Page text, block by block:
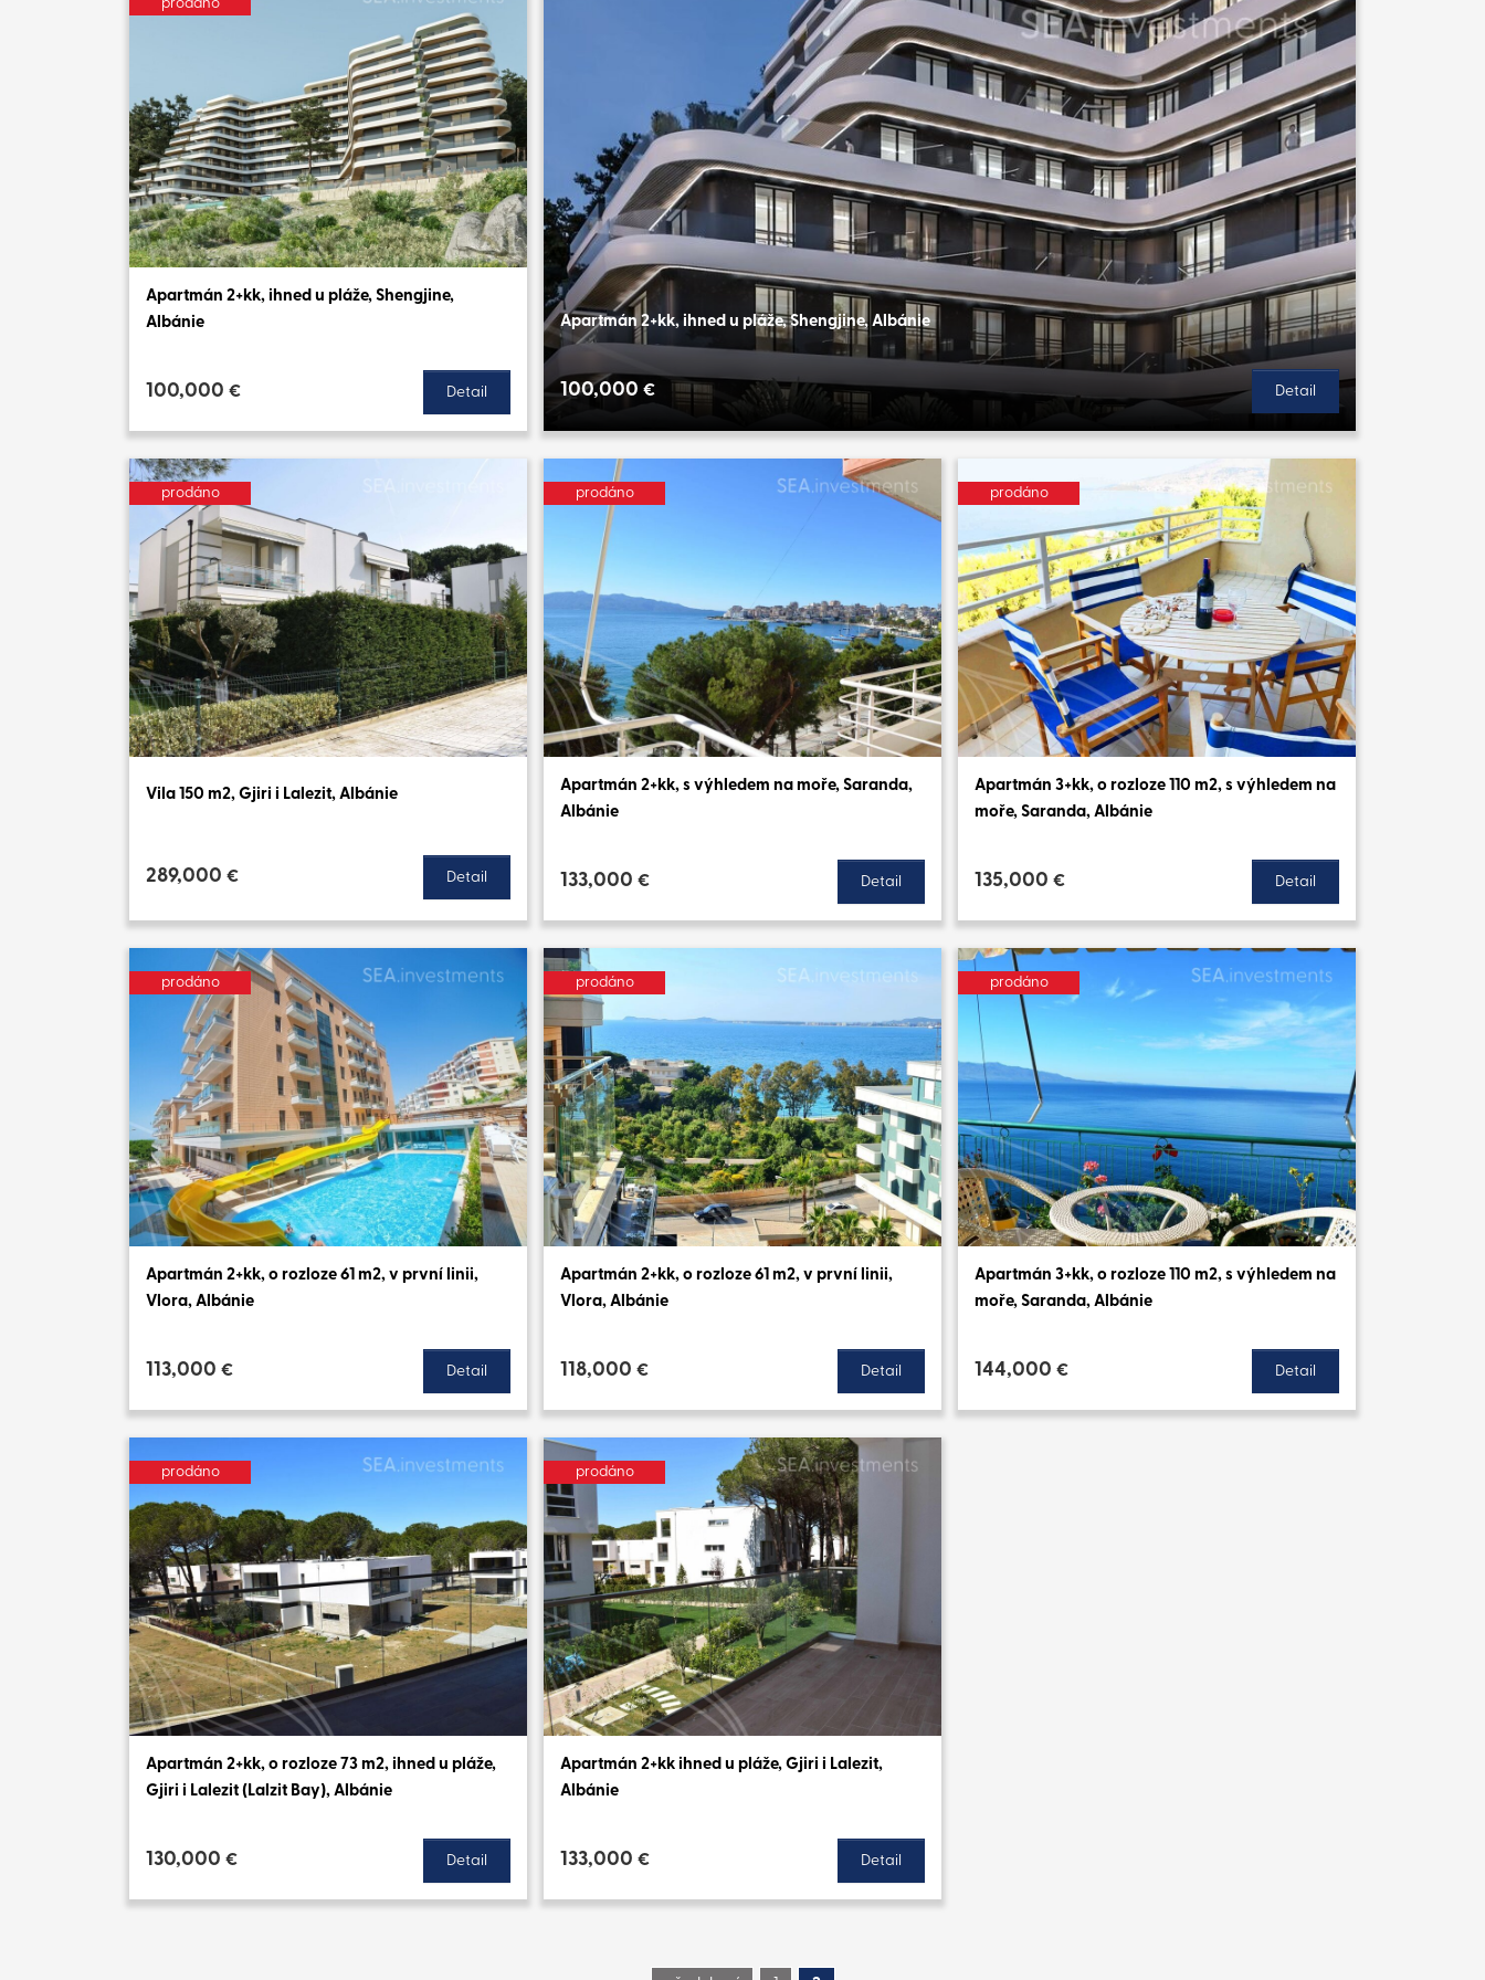
Apartmán 2+kk, ihned u pláže, Shengjine, Albánie
100,000 € Detail
prodáno
Apartmán 2+kk, ihned u pláže, Shengjine,
Albánie
100,000 € Detail
prodáno
Vila 150 m2, Gjiri i Lalezit, Albánie
289,000 € Detail
prodáno
Apartmán 2+kk, s výhledem na moře, Saranda,
Albánie
133,000 € Detail
prodáno
Apartmán 3+kk, o rozloze 110 m2, s výhledem na
moře, Saranda, Albánie
135,000 € Detail
prodáno
Apartmán 2+kk, o rozloze 61 m2, v první linii,
Vlora, Albánie
113,000 € Detail
prodáno
Apartmán 2+kk, o rozloze 61 m2, v první linii,
Vlora, Albánie
118,000 € Detail
prodáno
Apartmán 3+kk, o rozloze 110 m2, s výhledem na
moře, Saranda, Albánie
144,000 € Detail
prodáno
Apartmán 2+kk, o rozloze 73 m2, ihned u pláže,
Gjiri i Lalezit (Lalzit Bay), Albánie
130,000 € Detail
prodáno
Apartmán 2+kk ihned u pláže, Gjiri i Lalezit,
Albánie
133,000 € Detail